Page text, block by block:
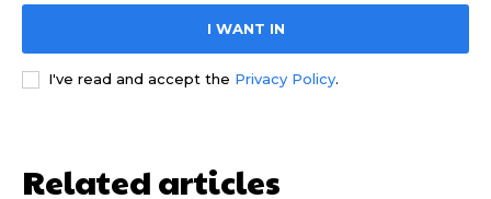
I WANT IN
I've read and accept the Privacy Policy.
Related articles